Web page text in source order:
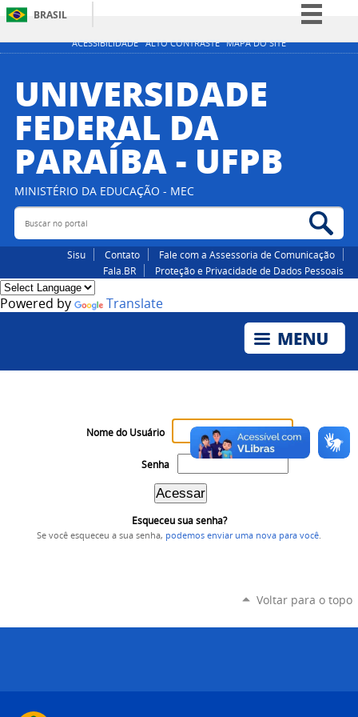
ACESSIBILIDADE ALTO CONTRASTE MAPA DO SITE
BRASIL
Simplifique!
Participe
Acesso à informação
Canais
UNIVERSIDADE
FEDERAL DA
PARAÍBA - UFPB
MINISTÉRIO DA EDUCAÇÃO - MEC
Buscar no portal
Sisu Contato
Fale com a Assessoria de Comunicação
Fala.BR
Proteção e Privacidade de Dados Pessoais
Powered by Translate
Nome do Usuário
Senha
Esqueceu sua senha?
Se você esqueceu a sua senha, podemos enviar uma nova para você
Voltar para o topo